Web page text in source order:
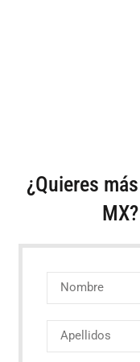
¿Quieres más
MX?